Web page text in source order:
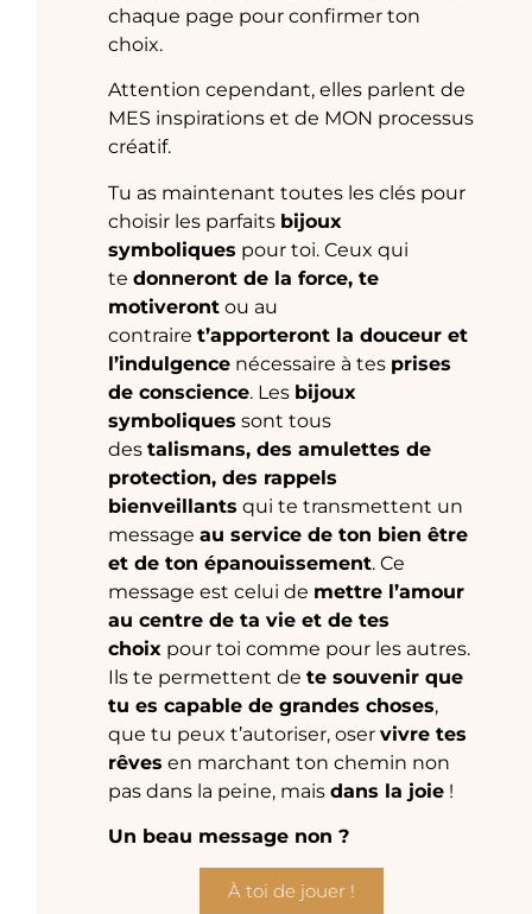
chaque page pour confirmer ton
choix.
Attention cependant, elles parlent de
MES inspirations et de MON processus
créatif.
Tu as maintenant toutes les clés pour
choisir les parfaits bijoux
symboliques pour toi. Ceux qui
tedonneront de la force, te
motiveront ou au
contrairet’apporteront la douceur et
l’indulgence nécessaire à tes prises
de conscience. Les bijoux
symboliques sont tous
destalismans, des amulettes de
protection, des rappels
bienveillants qui te transmettent un
messageau service de ton bien être
et de ton épanouissement. Ce
message est celui de mettre l’amour
au centre de ta vie et de tes
choix pour toi comme pour les autres.
Ils te permettent dete souvenir que
tu es capable de grandes choses,
que tu peux t’autoriser, oservivre tes
rêves en marchant ton chemin non
pas dans la peine, maisdans la joie !
Un beau message non ?
À toi de jouer !